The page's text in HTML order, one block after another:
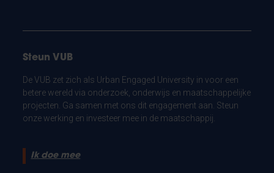
Steun VUB
De VUB zet zich als Urban Engaged University in voor een
betere wereld via onderzoek, onderwijs en maatschappelijke
projecten. Ga samen met ons dit engagement aan. Steun
onze werking en investeer mee in de maatschappij.
Ik doe mee